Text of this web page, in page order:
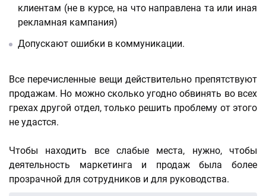
клиентам (не в курсе, на что направлена та или иная
рекламная кампания)
Допускают ошибки в коммуникации.
Все перечисленные вещи действительно препятствуют
продажам. Но можно сколько угодно обвинять во всех
грехах другой отдел, только решить проблему от этого
не удастся.
Чтобы находить все слабые места, нужно, чтобы
деятельность маркетинга и продаж была более
прозрачной для сотрудников и для руководства.